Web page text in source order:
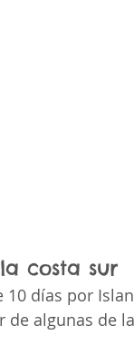
costa sur
10 días por
de algunas de